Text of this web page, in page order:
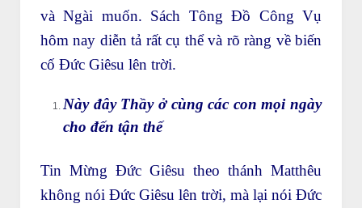
và Ngài muốn. Sách Tông Đồ Công Vụ
hôm nay diễn tả rất cụ thể và rõ ràng về biến
cố Đức Giêsu lên trời.
Này đây Thầy ở cùng các con mọi ngày
cho đến tận thế
Tin Mừng Đức Giêsu theo thánh Matthêu
không nói Đức Giêsu lên trời, mà lại nói Đức